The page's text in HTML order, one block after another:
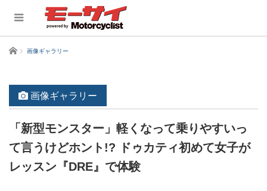
ホーム 画像ギャラリー
画像ギャラリー
「新型モンスター」軽くなって乗りやすいっ
て言うけどホント!? ドゥカティ初めて女子が
レッスン『DRE』で体験